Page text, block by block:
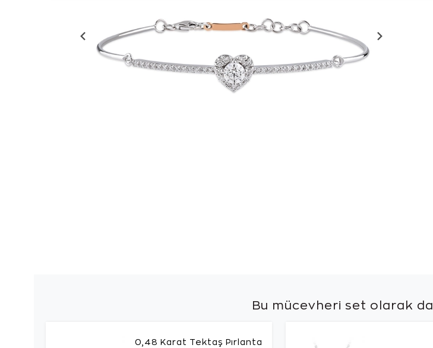
Bu mücevheri set olarak da
0,48 Karat Tektaş Pırlanta